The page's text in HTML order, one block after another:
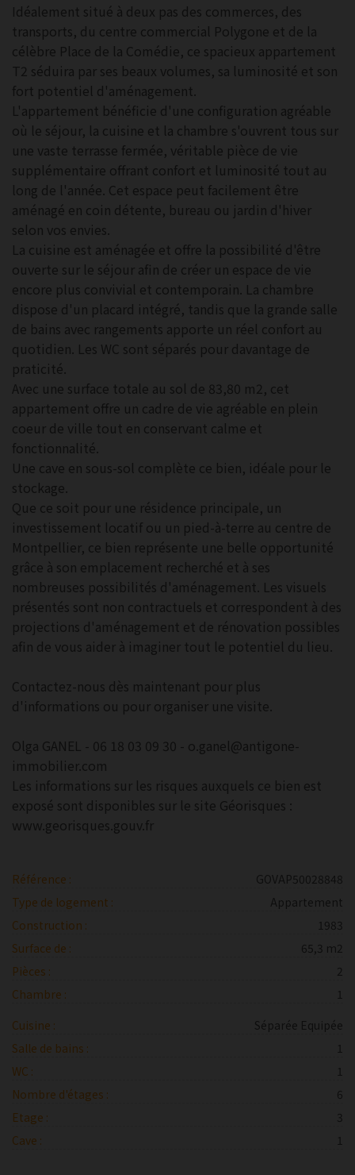
Idéalement situé à deux pas des commerces, des
transports, du centre commercial Polygone et de la
célèbre Place de la Comédie, ce spacieux appartement
T2 séduira par ses beaux volumes, sa luminosité et son
fort potentiel d'aménagement.
L'appartement bénéficie d'une configuration agréable
où le séjour, la cuisine et la chambre s'ouvrent tous sur
une vaste terrasse fermée, véritable pièce de vie
supplémentaire offrant confort et luminosité tout au
long de l'année. Cet espace peut facilement être
aménagé en coin détente, bureau ou jardin d'hiver
selon vos envies.
La cuisine est aménagée et offre la possibilité d'être
ouverte sur le séjour afin de créer un espace de vie
encore plus convivial et contemporain. La chambre
dispose d'un placard intégré, tandis que la grande salle
de bains avec rangements apporte un réel confort au
quotidien. Les WC sont séparés pour davantage de
praticité.
Avec une surface totale au sol de 83,80 m2, cet
appartement offre un cadre de vie agréable en plein
coeur de ville tout en conservant calme et
fonctionnalité.
Une cave en sous-sol complète ce bien, idéale pour le
stockage.
Que ce soit pour une résidence principale, un
investissement locatif ou un pied-à-terre au centre de
Montpellier, ce bien représente une belle opportunité
grâce à son emplacement recherché et à ses
nombreuses possibilités d'aménagement. Les visuels
présentés sont non contractuels et correspondent à des
projections d'aménagement et de rénovation possibles
afin de vous aider à imaginer tout le potentiel du lieu.
Contactez-nous dès maintenant pour plus
d'informations ou pour organiser une visite.
Olga GANEL - 06 18 03 09 30 - o.ganel@antigone-
immobilier.com
Les informations sur les risques auxquels ce bien est
exposé sont disponibles sur le site Géorisques :
www.georisques.gouv.fr
Référence :
GOVAP50028848
Type de logement :
Appartement
Construction :
1983
Surface de :
65,3 m2
Pièces :
2
Chambre :
Cuisine :
Séparée Equipée
Salle de bains :
WC :
Nombre d'étages :
6
Etage :
3
Cave :